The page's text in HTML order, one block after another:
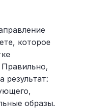
которое
Правильно,
результат:
образы.